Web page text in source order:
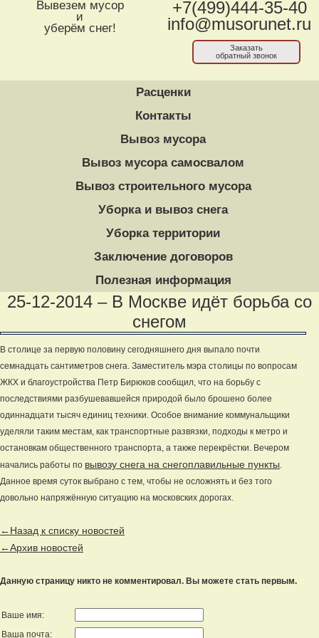
Вывезем мусор
и
уберём снег!
+7(499)444-35-40
info@musorunet.ru
Заказать
обратный звонок
Расценки
Контакты
Вывоз мусора
Вывоз мусора самосвалом
Вывоз строительного мусора
Уборка и вывоз снега
Уборка территории
Заключение договоров
Полезная информация
25-12-2014 – В Москве идёт борьба со
снегом
В столице за первую половину сегодняшнего дня выпало почти
семнадцать сантиметров снега. Заместитель мэра столицы по вопросам
ЖКХ и благоустройства Петр Бирюков сообщил, что на борьбу с
последствиями разбушевавшейся природой было брошено более
одиннадцати тысяч единиц техники. Особое внимание коммунальщики
уделяли таким местам, как транспортные развязки, подходы к метро и
остановкам общественного транспорта, а также перекрёстки. Вечером
начались работы по вывозу снега на снегоплавильные пункты.
Данное время суток выбрано с тем, чтобы не осложнять и без того
довольно напряжённую ситуацию на московских дорогах.
←Назад к списку новостей
←Архив новостей
Данную страницу никто не комментировал. Вы можете стать первым.
Ваше имя:
Ваша почта: